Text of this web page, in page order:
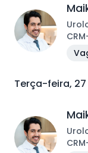
CRM
Terça-feira,
CRM